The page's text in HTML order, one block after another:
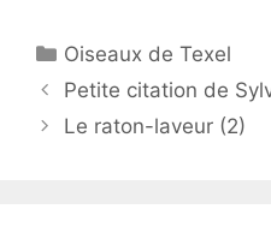
Catégories
Oiseaux de Texel
Petite citation de
Le raton-laveur (2)